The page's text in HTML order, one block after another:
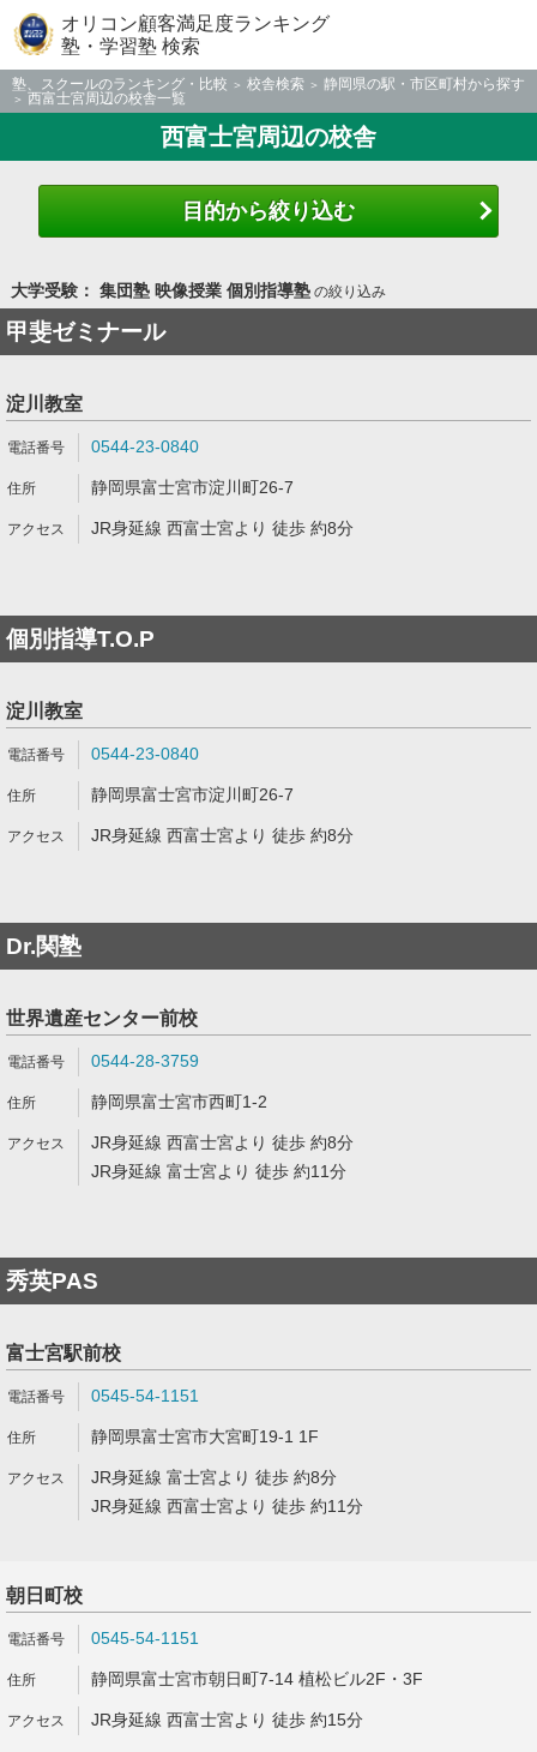
オリコン顧客満足度ランキング
塾・学習塾 検索
塾、スクールのランキング・比較 校舎検索
静岡県の駅・市区町村から探す
西富士宮周辺の校舎一覧
西富士宮周辺の校舎
目的から絞り込む
大学受験： 集団塾 映像授業 個別指導塾の絞り込み
甲斐ゼミナール
淀川教室
0544-23-0840
静岡県富士宮市淀川町26-7
JR身延線 西富士宮より 徒歩 約8分
個別指導T.O.P
淀川教室
0544-23-0840
静岡県富士宮市淀川町26-7
JR身延線 西富士宮より 徒歩 約8分
Dr.関塾
世界遺産センター前校
0544-28-3759
静岡県富士宮市西町1-2
JR身延線 西富士宮より 徒歩 約8分
JR身延線 富士宮より 徒歩 約11分
秀英PAS
富士宮駅前校
0545-54-1151
静岡県富士宮市大宮町19-1 1F
JR身延線 富士宮より 徒歩 約8分
JR身延線 西富士宮より 徒歩 約11分
朝日町校
0545-54-1151
静岡県富士宮市朝日町7-14 植松ビル2F・3F
JR身延線 西富士宮より 徒歩 約15分